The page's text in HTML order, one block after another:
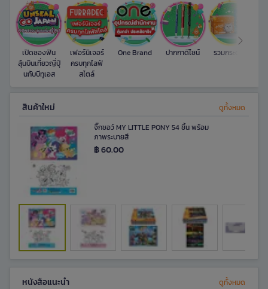
เปิดซองฟิน
ลุ้นบินเที่ยวญี่ปุ่
นกับบีทูเอส
เฟอร์นิเจอร์
ครบทุกไลฟ์
สไตล์
One Brand ปากกาดีไซน์ รวมกระดาษ
สินค้าใหม่​
ดูทั้งหมด
จิ๊กซอว์ MY LITTLE PONY 54 ชิ้น พร้อม
ภาพระบายสี
฿ 60.00
หนังสือแนะนำ
ดูทั้งหมด